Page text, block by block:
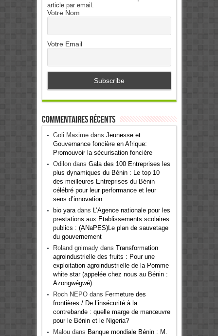
article par email.
Votre Nom
Votre Email
Commentaires récents
Goli Maximedans Jeunesse et
Gouvernance foncière en Afrique:
Promouvoir la sécurisation foncière
Odilondans Gala des 100 Entreprises les
plus dynamiques du Bénin : Le top 10
des meilleures Entreprises du Bénin
célébré pour leur performance et leur
sens d’innovation
bio yaradans
L’Agence nationale pour les
prestations aux Etablissements scolaires
publics : (ANaPES)Le plan de sauvetage
du gouvernement
Roland gnimadydans Transformation
agroindustrielle des fruits : Pour une
exploitation agroindustrielle de la Pomme
white star (appelée chez nous au Bénin :
Azongwégwé)
Roch NEPOdans Fermeture des
frontières / De l’insécurité à la
contrebande : quelle marge de manœuvre
pour le Bénin et le Nigeria?
Maloudans Banque mondiale Bénin : M.